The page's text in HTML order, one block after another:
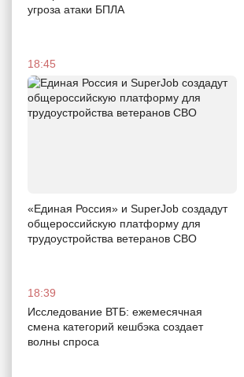
угроза атаки БПЛА
18:45
«Единая Россия» и SuperJob создадут
общероссийскую платформу для
трудоустройства ветеранов СВО
18:39
Исследование ВТБ: ежемесячная
смена категорий кешбэка создает
волны спроса